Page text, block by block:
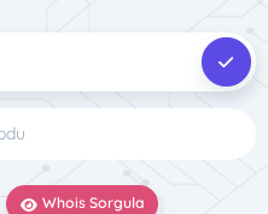
Whois Sorgula